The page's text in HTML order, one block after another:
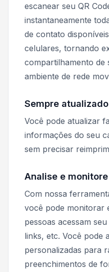
escanear seu QR
instantaneamente
de contato
celulares, tornando
compartilhamento de
ambiente de rede
Sempre atualizado
Você pode atualizar
informações do seu
sem precisar
Analise e
Com nossa
você pode monitorar
pessoas acessam
links, etc. Você pode
personalizadas para
preenchimentos de